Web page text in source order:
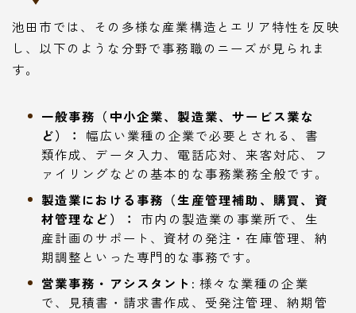
池田市では、その多様な産業構造とエリア特性を反映
し、以下のような分野で事務職のニーズが見られま
す。
一般事務（中小企業、製造業、サービス業な
ど）：
幅広い業種の企業で必要とされる、書
類作成、データ入力、電話応対、来客対応、フ
ァイリングなどの基本的な事務業務全般です。
製造業における事務（生産管理補助、購買、資
材管理など）：
市内の製造業の事業所で、生
産計画のサポート、資材の発注・在庫管理、納
期調整といった専門的な事務です。
営業事務・アシスタント: 様々な業種の企業
で、見積書・請求書作成、受発注管理、納期管